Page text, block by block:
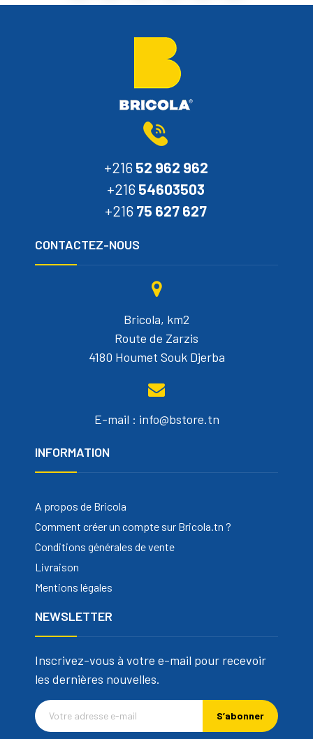
+216 52 962 962
+216 54603503
+216 75 627 627
CONTACTEZ-NOUS
Bricola, km2
Route de Zarzis
4180 Houmet Souk Djerba
E-mail : info@bstore.tn
INFORMATION
A propos de Bricola
Comment créer un compte sur Bricola.tn ?
Conditions générales de vente
Livraison
Mentions légales
NEWSLETTER
Inscrivez-vous à votre e-mail pour recevoir
les dernières nouvelles.
S’abonner